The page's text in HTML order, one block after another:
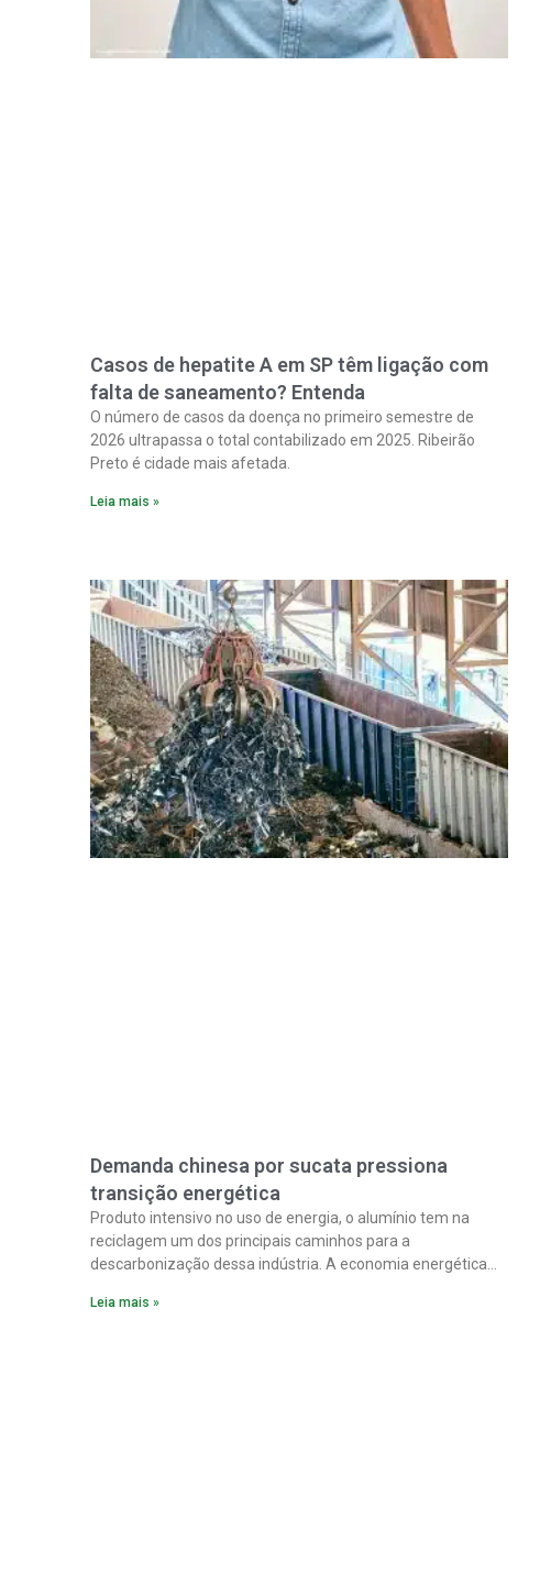
Casos de hepatite A em SP têm ligação com
falta de saneamento? Entenda
O número de casos da doença no primeiro semestre de
2026 ultrapassa o total contabilizado em 2025. Ribeirão
Preto é cidade mais afetada.
Leia mais »
Demanda chinesa por sucata pressiona
transição energética
Produto intensivo no uso de energia, o alumínio tem na
reciclagem um dos principais caminhos para a
descarbonização dessa indústria. A economia energética
material. A produção de um alumínio mais limpo, no
Leia mais »